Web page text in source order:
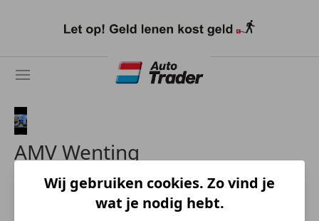
naar
AMV Wenting
NL-7021 BZ ZELHEM
Wij gebruiken cookies. Zo vind je
wat je nodig hebt.